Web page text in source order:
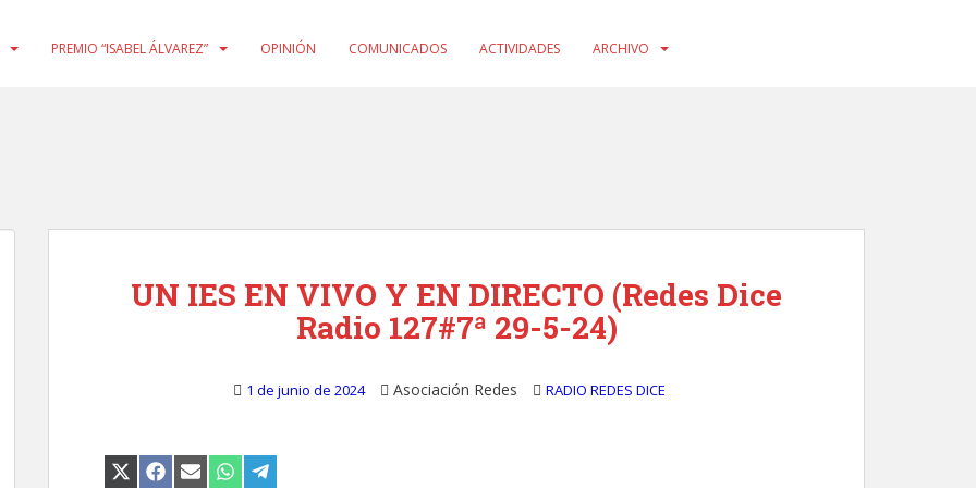
PREMIO “ISABEL ÁLVAREZ” OPINIÓN COMUNICADOS ACTIVIDADES ARCHIVO
UN IES EN VIVO Y EN DIRECTO (Redes Dice
Radio 127#7ª 29-5-24)
1 de junio de 2024 Asociación Redes RADIO REDES DICE
COMPARTIRCOMPARTIRCOMPARTIR
COMPARTIRCOMPARTIR